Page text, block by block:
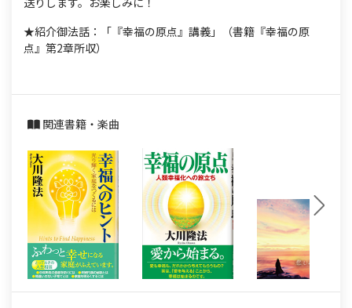
★紹介御法話：「『幸福の原点』講義」（書籍『幸福の原
点』第2章所収）
関連書籍・楽曲